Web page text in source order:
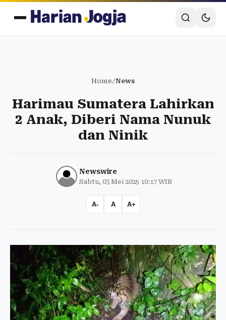
Home/News
Harimau Sumatera Lahirkan
2 Anak, Diberi Nama Nunuk
dan Ninik
Newswire
Sabtu, 03 Mei 2025 10:17 WIB
A- A A+